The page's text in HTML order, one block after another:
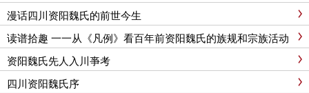
漫话四川资阳魏氏的前世今生
读谱拾趣 一一从《凡例》看百年前资阳魏氏的族规和宗族活动
资阳魏氏先人入川亊考
四川资阳魏氏序